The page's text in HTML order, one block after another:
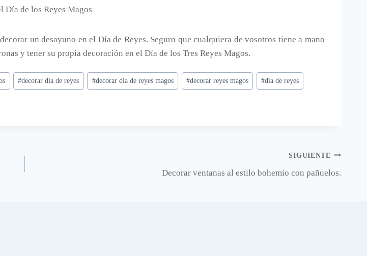
un desayuno en el Día de Reyes. Seguro que cualquiera de vosotros tiene a mano
y tener su propia decoración en el Día de los Tres Reyes Magos.
#decorar dia de reyes #decorar dia de reyes magos #decorar reyes magos #dia de reyes
SIGUIENTE
Decorar ventanas al estilo bohemio con pañuelos.